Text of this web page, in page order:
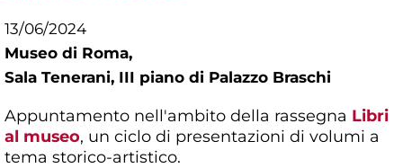
13/06/2024
Museo di Roma,
Sala Tenerani, III piano di Palazzo Braschi
Appuntamento nell'ambito della rassegna Libri
al museo, un ciclo di presentazioni di volumi a
tema storico-artistico.